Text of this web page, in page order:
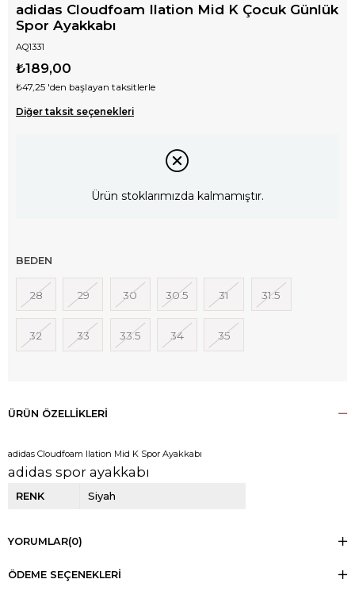
adidas Cloudfoam Ilation Mid K Çocuk Günlük
Spor Ayakkabı
AQ1331
₺189,00
₺47,25 'den başlayan taksitlerle
Diğer taksit seçenekleri
Ürün stoklarımızda kalmamıştır.
BEDEN
28 29 30 30.5 31 31.5
32 33 33.5 34 35
ÜRÜN ÖZELLIKLERI
adidas Cloudfoam Ilation Mid K Spor Ayakkabı
adidas spor ayakkabı
RENK Siyah
YORUMLAR(0)
ÖDEME SEÇENEKLERI